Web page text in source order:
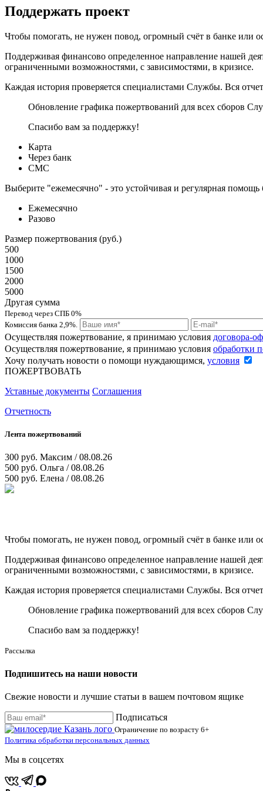
Поддержать проект
Чтобы помогать, не нужен повод, огромный счёт в банке
Поддерживая финансово определенное направление нашей
ограниченными возможностями, с зависимостями, в кризисе.
Каждая история проверяется специалистами Службы. Вся
Обновление графика пожертвований для всех сборов
Спасибо вам за поддержку!
Карта
Через банк
СМС
Выберите "ежемесячно" - это устойчивая и регулярная
Ежемесячно
Разово
Размер пожертвования (руб.)
500
1000
1500
2000
5000
Другая сумма
Перевод через СПБ 0%
Комиссия банка 2,9%.
Осуществляя пожертвование, я принимаю условия договора-
Осуществляя пожертвование, я принимаю условия обработки
Хочу получать новости о помощи нуждающимся, условия
ПОЖЕРТВОВАТЬ
Уставные документы Соглашения
Отчетность
Лента пожертвований
300 руб. Максим / 08.08.26
500 руб. Ольга / 08.08.26
500 руб. Елена / 08.08.26
Чтобы помогать, не нужен повод, огромный счёт в банке
Поддерживая финансово определенное направление нашей
ограниченными возможностями, с зависимостями, в кризисе.
Каждая история проверяется специалистами Службы. Вся
Обновление графика пожертвований для всех сборов
Спасибо вам за поддержку!
Рассылка
Подпишитесь на наши новости
Свежие новости и лучшие статьи в вашем почтовом ящике
Подписаться
Ограничение по возрасту 6+
Политика обработки персональных данных
Мы в соцсетях